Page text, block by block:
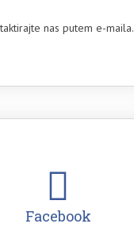
nas putem e-maila.
Facebook